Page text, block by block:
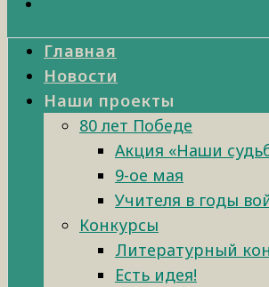
Главная
Новости
Наши проекты
80 лет Победе
Акция «Наши
9-ое мая
Учителя в годы
Конкурсы
Литературный
Есть идея!